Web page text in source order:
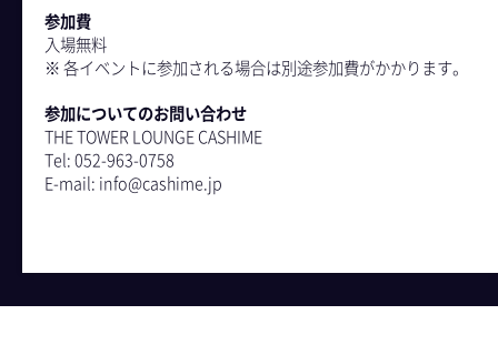
参加費
入場無料
※ 各イベントに参加される場合は別途参加費がかかります。
参加についてのお問い合わせ
THE TOWER LOUNGE CASHIME
Tel: 052-963-0758
E-mail: info@cashime.jp